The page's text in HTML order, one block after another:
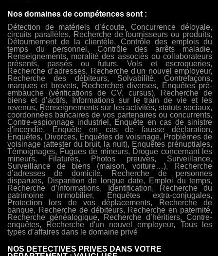
Nos domaines de compétences sont :
Détection de matériels d’écoute, Concurrence déloyale,
circuits parallèles, Recherche de fournisseurs ou produits,
Détournement de la clientèle, Contrôle des emplois du
temps du personnel, Contrôle des arrêts maladie,
Renseignements, moralité des associés ou collaborateurs
présents, passés ou futurs, Vols et escroqueries,
Recherche d’adresses, Recherche d'un nouvel employeur,
Recherche des débiteurs, Solvabilité, Contrefaçons,
marques et brevets, Recherches diverses, Enquêtes pré-
embauche (vérifications de CV, cursus), Recherche de
biens et d’actifs, Informations sur le train de vie et les
revenus, Renseignements sur les activités, statuts sociaux,
coordonnées bancaires de vos partenaires ou concurrents,
Contre-espionnage industriel, Enquête en cas de sinistre
d'incendie, Enquête en cas de fausse déclaration,
Enquêtes, Divorces, Enquêtes de voisinage, Problèmes de
voisinage (attester du bruit, la nuit), Enquêtes prénuptiales,
Témoignages, Fugues de mineurs, Drogue concernant les
mineurs, Filatures, Photos preuves, Surveillance,
Surveillance de biens (maison, voiture…), Recherche
d’adresses de domicile, Recherche de personnes
disparues, Disparition de longue date, Emploi du temps,
Recherche d’informations, Identification, Recherche du
patrimoine immobilier, Enquêtes extra-conjugales,
Protection lors de vos déplacements, Recherche de
banque, Recherche de débiteurs, Recherche en paternité,
Recherche généalogique, Recherche d’héritiers, Contre-
enquêtes, Recherche d'un nouvel employeur, Tous les
types d’affaires dans le domaine privé
NOS DETECTIVES PRIVES DANS VOTRE